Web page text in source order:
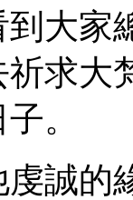
大家
求大
。
的